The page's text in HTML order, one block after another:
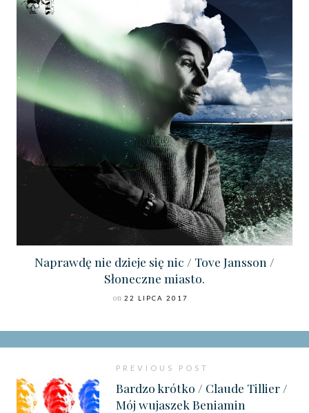
Naprawdę nie dzieje się nic / Tove Jansson /
Słoneczne miasto.
on 22 LIPCA 2017
PREVIOUS POST
Bardzo krótko / Claude Tillier /
Mój wujaszek Beniamin